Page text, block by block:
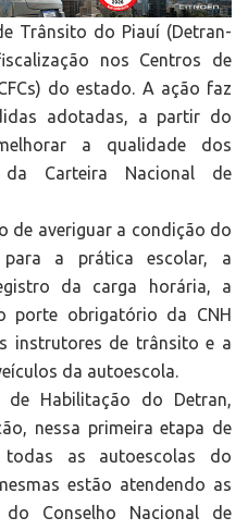
Trânsito do Piauí (Detran-
nos Centros de
do estado. A ação faz
adotadas, a partir do
a qualidade dos
Carteira Nacional de
de averiguar a condição do
para a prática escolar, a
da carga horária, a
porte obrigatório da CNH
instrutores de trânsito e a
da autoescola.
Habilitação do Detran,
nessa primeira etapa de
as autoescolas do
estão atendendo as
Conselho Nacional de